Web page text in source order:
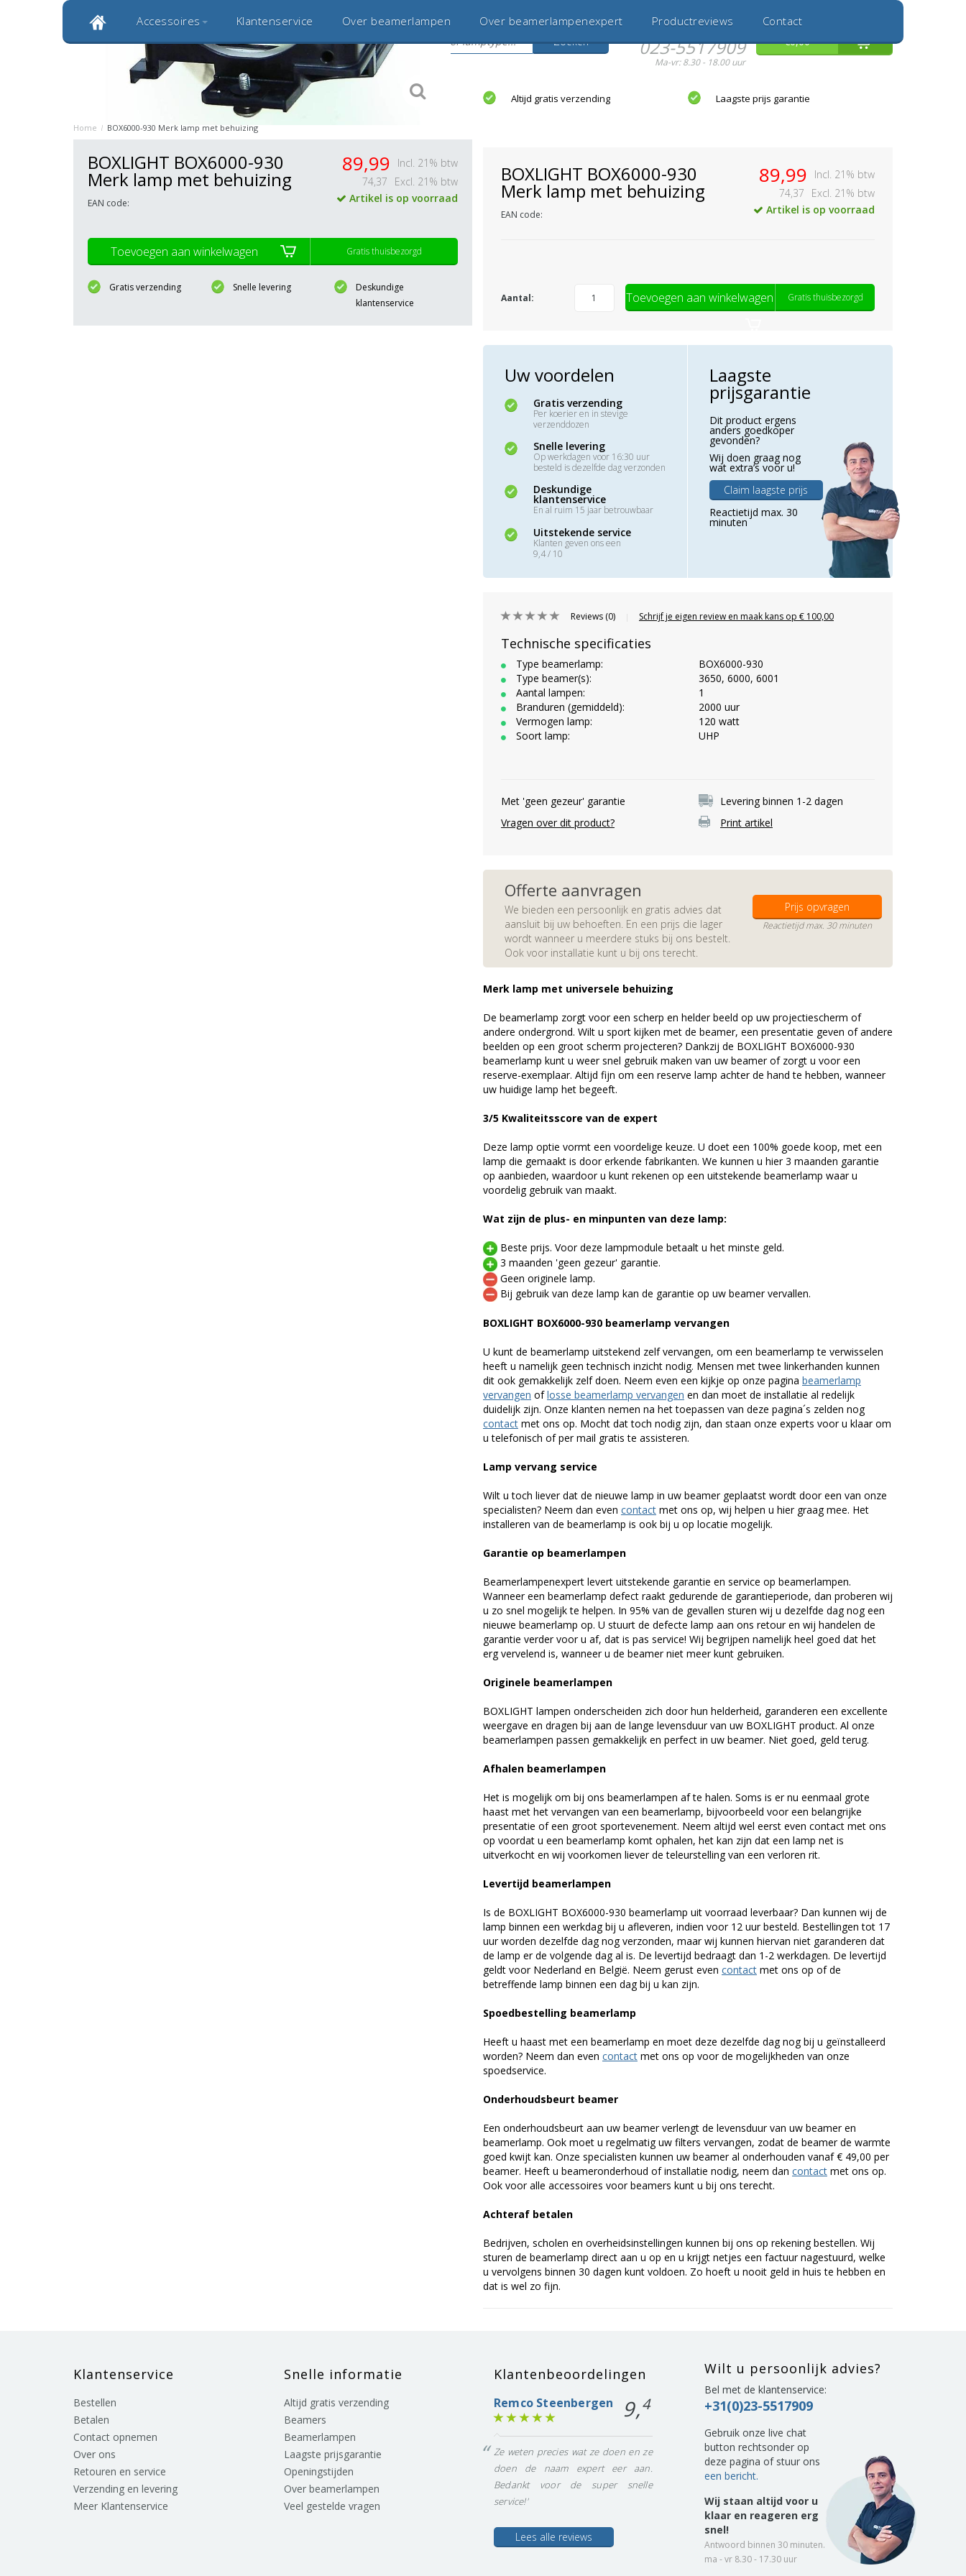
Inloggen
Klantbeoordeling 9,0
Bekijk alle 1000+ reviews
Zoeken
Hulp nodig?
023-5517909
Ma-vr: 8.30 - 18.00 uur
€0,00
Accessoires Klantenservice Over beamerlampen Over beamerlampenexpert Productreviews Contact
Originele kwaliteitsproducten 20 jaar betrouwbaar en ervaren Altijd gratis verzending Laagste prijs garantie
Home / BOX6000-930 Merk lamp met behuizing
BOXLIGHT BOX6000-930
Merk lamp met behuizing
EAN code:
89,99
Incl. 21% btw
74,37
Excl. 21% btw
Artikel is op voorraad
Toevoegen aan winkelwagen Gratis thuisbezorgd
Gratis verzending Snelle levering
Deskundige
klantenservice
BOXLIGHT BOX6000-930
Merk lamp met behuizing
EAN code:
89,99
Incl. 21% btw
74,37
Excl. 21% btw
Artikel is op voorraad
Aantal: Toevoegen aan winkelwagen Gratis thuisbezorgd
Uw voordelen
Gratis verzending
Per koerier en in stevige
verzenddozen
Snelle levering
Op werkdagen voor 16:30 uur
besteld is dezelfde dag verzonden
Deskundige
klantenservice
En al ruim 15 jaar betrouwbaar
Uitstekende service
Klanten geven ons een
9,4 / 10
Laagste
prijsgarantie
Dit product ergens
anders goedkoper
gevonden?
Wij doen graag nog
wat extra’s voor u!
Claim laagste prijs
Reactietijd max. 30
minuten
Reviews (0) Schrijf je eigen review en maak kans op € 100,00
Technische specificaties
Type beamerlamp:
BOX6000-930
Type beamer(s):
3650, 6000, 6001
Aantal lampen:
1
Branduren (gemiddeld):
2000 uur
Vermogen lamp:
120 watt
Soort lamp:
UHP
Met 'geen gezeur' garantie
Levering binnen 1-2 dagen
Vragen over dit product?
Print artikel
Offerte aanvragen
We bieden een persoonlijk en gratis advies dat
aansluit bij uw behoeften. En een prijs die lager
wordt wanneer u meerdere stuks bij ons bestelt.
Ook voor installatie kunt u bij ons terecht.
Prijs opvragen
Reactietijd max. 30 minuten
Merk lamp met universele behuizing
De beamerlamp zorgt voor een scherp en helder beeld op uw projectiescherm of
andere ondergrond. Wilt u sport kijken met de beamer, een presentatie geven of andere
beelden op een groot scherm projecteren? Dankzij de BOXLIGHT BOX6000-930
beamerlamp kunt u weer snel gebruik maken van uw beamer of zorgt u voor een
reserve-exemplaar. Altijd fijn om een reserve lamp achter de hand te hebben, wanneer
uw huidige lamp het begeeft.
3/5 Kwaliteitsscore van de expert
Deze lamp optie vormt een voordelige keuze. U doet een 100% goede koop, met een
lamp die gemaakt is door erkende fabrikanten. We kunnen u hier 3 maanden garantie
op aanbieden, waardoor u kunt rekenen op een uitstekende beamerlamp waar u
voordelig gebruik van maakt.
Wat zijn de plus- en minpunten van deze lamp:
Beste prijs. Voor deze lampmodule betaalt u het minste geld.
3 maanden 'geen gezeur' garantie.
Geen originele lamp.
Bij gebruik van deze lamp kan de garantie op uw beamer vervallen.
BOXLIGHT BOX6000-930 beamerlamp vervangen
U kunt de beamerlamp uitstekend zelf vervangen, om een beamerlamp te verwisselen
heeft u namelijk geen technisch inzicht nodig. Mensen met twee linkerhanden kunnen
dit ook gemakkelijk zelf doen. Neem even een kijkje op onze pagina beamerlamp
vervangen oflosse beamerlamp vervangen en dan moet de installatie al redelijk
duidelijk zijn. Onze klanten nemen na het toepassen van deze pagina´s zelden nog
contact met ons op. Mocht dat toch nodig zijn, dan staan onze experts voor u klaar om
u telefonisch of per mail gratis te assisteren.
Lamp vervang service
Wilt u toch liever dat de nieuwe lamp in uw beamer geplaatst wordt door een van onze
specialisten? Neem dan even contact met ons op, wij helpen u hier graag mee. Het
installeren van de beamerlamp is ook bij u op locatie mogelijk.
Garantie op beamerlampen
Beamerlampenexpert levert uitstekende garantie en service op beamerlampen.
Wanneer een beamerlamp defect raakt gedurende de garantieperiode, dan proberen wij
u zo snel mogelijk te helpen. In 95% van de gevallen sturen wij u dezelfde dag nog een
nieuwe beamerlamp op. U stuurt de defecte lamp aan ons retour en wij handelen de
garantie verder voor u af, dat is pas service! Wij begrijpen namelijk heel goed dat het
erg vervelend is, wanneer u de beamer niet meer kunt gebruiken.
Originele beamerlampen
BOXLIGHT lampen onderscheiden zich door hun helderheid, garanderen een excellente
weergave en dragen bij aan de lange levensduur van uw BOXLIGHT product. Al onze
beamerlampen passen gemakkelijk en perfect in uw beamer. Niet goed, geld terug.
Afhalen beamerlampen
Het is mogelijk om bij ons beamerlampen af te halen. Soms is er nu eenmaal grote
haast met het vervangen van een beamerlamp, bijvoorbeeld voor een belangrijke
presentatie of een groot sportevenement. Neem altijd wel eerst even contact met ons
op voordat u een beamerlamp komt ophalen, het kan zijn dat een lamp net is
uitverkocht en wij voorkomen liever de teleurstelling van een verloren rit.
Levertijd beamerlampen
Is de BOXLIGHT BOX6000-930 beamerlamp uit voorraad leverbaar? Dan kunnen wij de
lamp binnen een werkdag bij u afleveren, indien voor 12 uur besteld. Bestellingen tot 17
uur worden dezelfde dag nog verzonden, maar wij kunnen hiervan niet garanderen dat
de lamp er de volgende dag al is. De levertijd bedraagt dan 1-2 werkdagen. De levertijd
geldt voor Nederland en België. Neem gerust even contact met ons op of de
betreffende lamp binnen een dag bij u kan zijn.
Spoedbestelling beamerlamp
Heeft u haast met een beamerlamp en moet deze dezelfde dag nog bij u geïnstalleerd
worden? Neem dan even contact met ons op voor de mogelijkheden van onze
spoedservice.
Onderhoudsbeurt beamer
Een onderhoudsbeurt aan uw beamer verlengt de levensduur van uw beamer en
beamerlamp. Ook moet u regelmatig uw filters vervangen, zodat de beamer de warmte
goed kwijt kan. Onze specialisten kunnen uw beamer al onderhouden vanaf € 49,00 per
beamer. Heeft u beameronderhoud of installatie nodig, neem dan contact met ons op.
Ook voor alle accessoires voor beamers kunt u bij ons terecht.
Achteraf betalen
Bedrijven, scholen en overheidsinstellingen kunnen bij ons op rekening bestellen. Wij
sturen de beamerlamp direct aan u op en u krijgt netjes een factuur nagestuurd, welke
u vervolgens binnen 30 dagen kunt voldoen. Zo hoeft u nooit geld in huis te hebben en
dat is wel zo fijn.
Klantenservice
Bestellen
Betalen
Contact opnemen
Over ons
Retouren en service
Verzending en levering
Meer Klantenservice
Snelle informatie
Altijd gratis verzending
Beamers
Beamerlampen
Laagste prijsgarantie
Openingstijden
Over beamerlampen
Veel gestelde vragen
Klantenbeoordelingen
Remco Steenbergen 9,4
Ze weten precies wat ze doen en ze
doen de naam expert eer aan.
Bedankt voor de super snelle
service!'
Lees alle reviews
Wilt u persoonlijk advies?
Bel met de klantenservice:
+31(0)23-5517909
Gebruik onze live chat
button rechtsonder op
deze pagina of stuur ons
een bericht.
Wij staan altijd voor u
klaar en reageren erg
snel!
Antwoord binnen 30 minuten.
ma - vr 8.30 - 17.30 uur